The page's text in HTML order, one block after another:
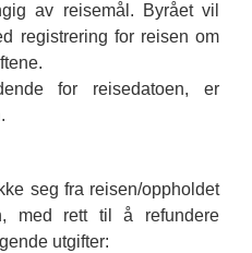
av reisemål. Byrået vil
registrering for reisen om
for reisedatoen, er
seg fra reisen/oppholdet
med rett til å refundere
utgifter: